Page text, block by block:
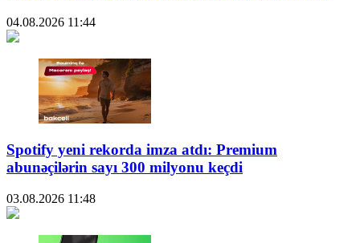
04.08.2026 11:44
Spotify yeni rekorda imza atdı: Premium
abunəçilərin sayı 300 milyonu keçdi
03.08.2026 11:48